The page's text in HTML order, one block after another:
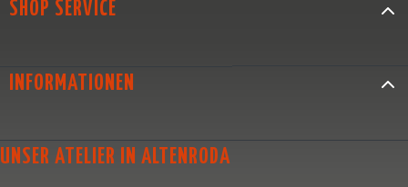
SHOP SERVICE
INFORMATIONEN
UNSER ATELIER IN ALTENRODA